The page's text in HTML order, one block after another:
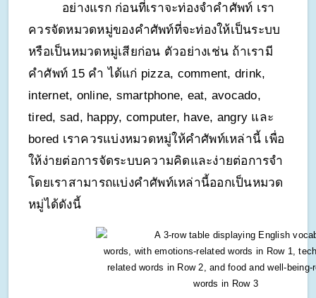
อย่างแรก ก่อนที่เราจะท่องจำคำศัพท์ เรา
ควรจัดหมวดหมู่ของคำศัพท์ที่จะท่องให้เป็นระบบ
หรือเป็นหมวดหมู่เสียก่อน ตัวอย่างเช่น ถ้าเรามี
คำศัพท์ 15 คำ ได้แก่ pizza, comment, drink,
internet, online, smartphone, eat, avocado,
tired, sad, happy, computer, have, angry และ
bored เราควรแบ่งหมวดหมู่ให้คำศัพท์เหล่านี้ เพื่อ
ให้ง่ายต่อการจัดระบบความคิดและง่ายต่อการจำ
โดยเราสามารถแบ่งคำศัพท์เหล่านี้ออกเป็นหมวด
หมู่ได้ดังนี้